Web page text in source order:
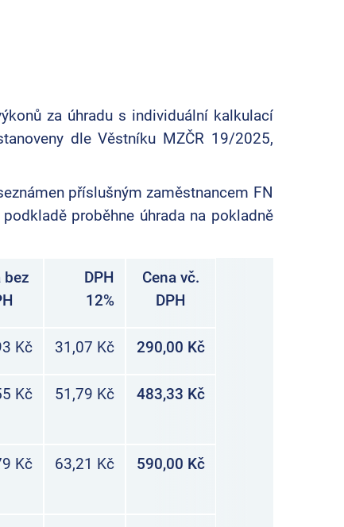
za úhradu s individuální kalkulací
dle Věstníku MZČR 19/2025,
příslušným zaměstnancem FN
proběhne úhrada na pokladně
bez
DPH
12%
Cena vč.
DPH
Kč 31,07 Kč 290,00 Kč
Kč 51,79 Kč 483,33 Kč
Kč 63,21 Kč 590,00 Kč